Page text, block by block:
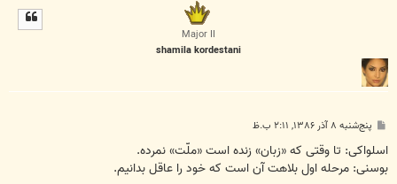
Major II
shamila kordestani
پ
ت
پنج‌شنبه ۸ آذر ۱۳۸۶, ۲:۱۱ ب.ظ
اسلواکی: تا وقتی که «زبان» زنده است «ملّت» نمرده.
بوسنی: مرحله اول بلاهت آن است که خود را عاقل بدانیم.